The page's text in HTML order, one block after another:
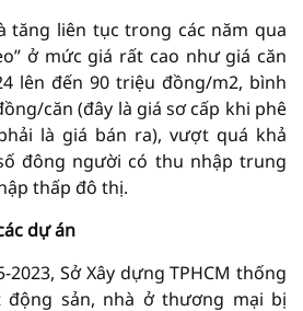
tăng liên tục trong các năm qua
ở mức giá rất cao như giá căn
lên đến 90 triệu đồng/m2, bình
căn (đây là giá sơ cấp khi phê
là giá bán ra), vượt quá khả
đông người có thu nhập trung
thấp đô thị.
dự án
2023, Sở Xây dựng TPHCM thống
sản, nhà ở thương mại bị